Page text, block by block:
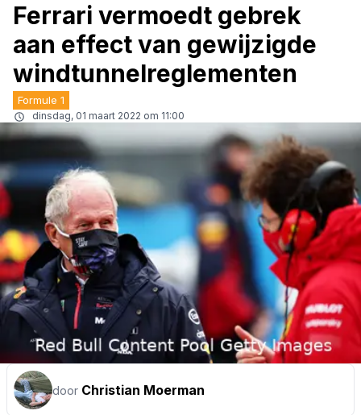
Ferrari vermoedt gebrek
aan effect van gewijzigde
windtunnelreglementen
Formule 1
dinsdag, 01 maart 2022 om 11:00
door Christian Moerman